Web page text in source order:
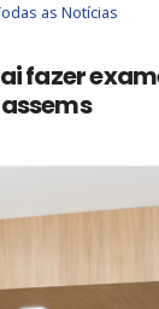
as Notícias
fazer